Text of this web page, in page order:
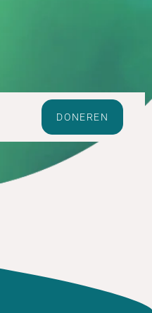
DONEREN